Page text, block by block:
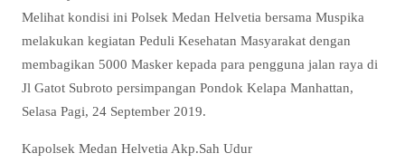
Melihat kondisi ini Polsek Medan Helvetia bersama Muspika
melakukan kegiatan Peduli Kesehatan Masyarakat dengan
membagikan 5000 Masker kepada para pengguna jalan raya di
Jl Gatot Subroto persimpangan Pondok Kelapa Manhattan,
Selasa Pagi, 24 September 2019.
Kapolsek Medan Helvetia Akp.Sah Udur